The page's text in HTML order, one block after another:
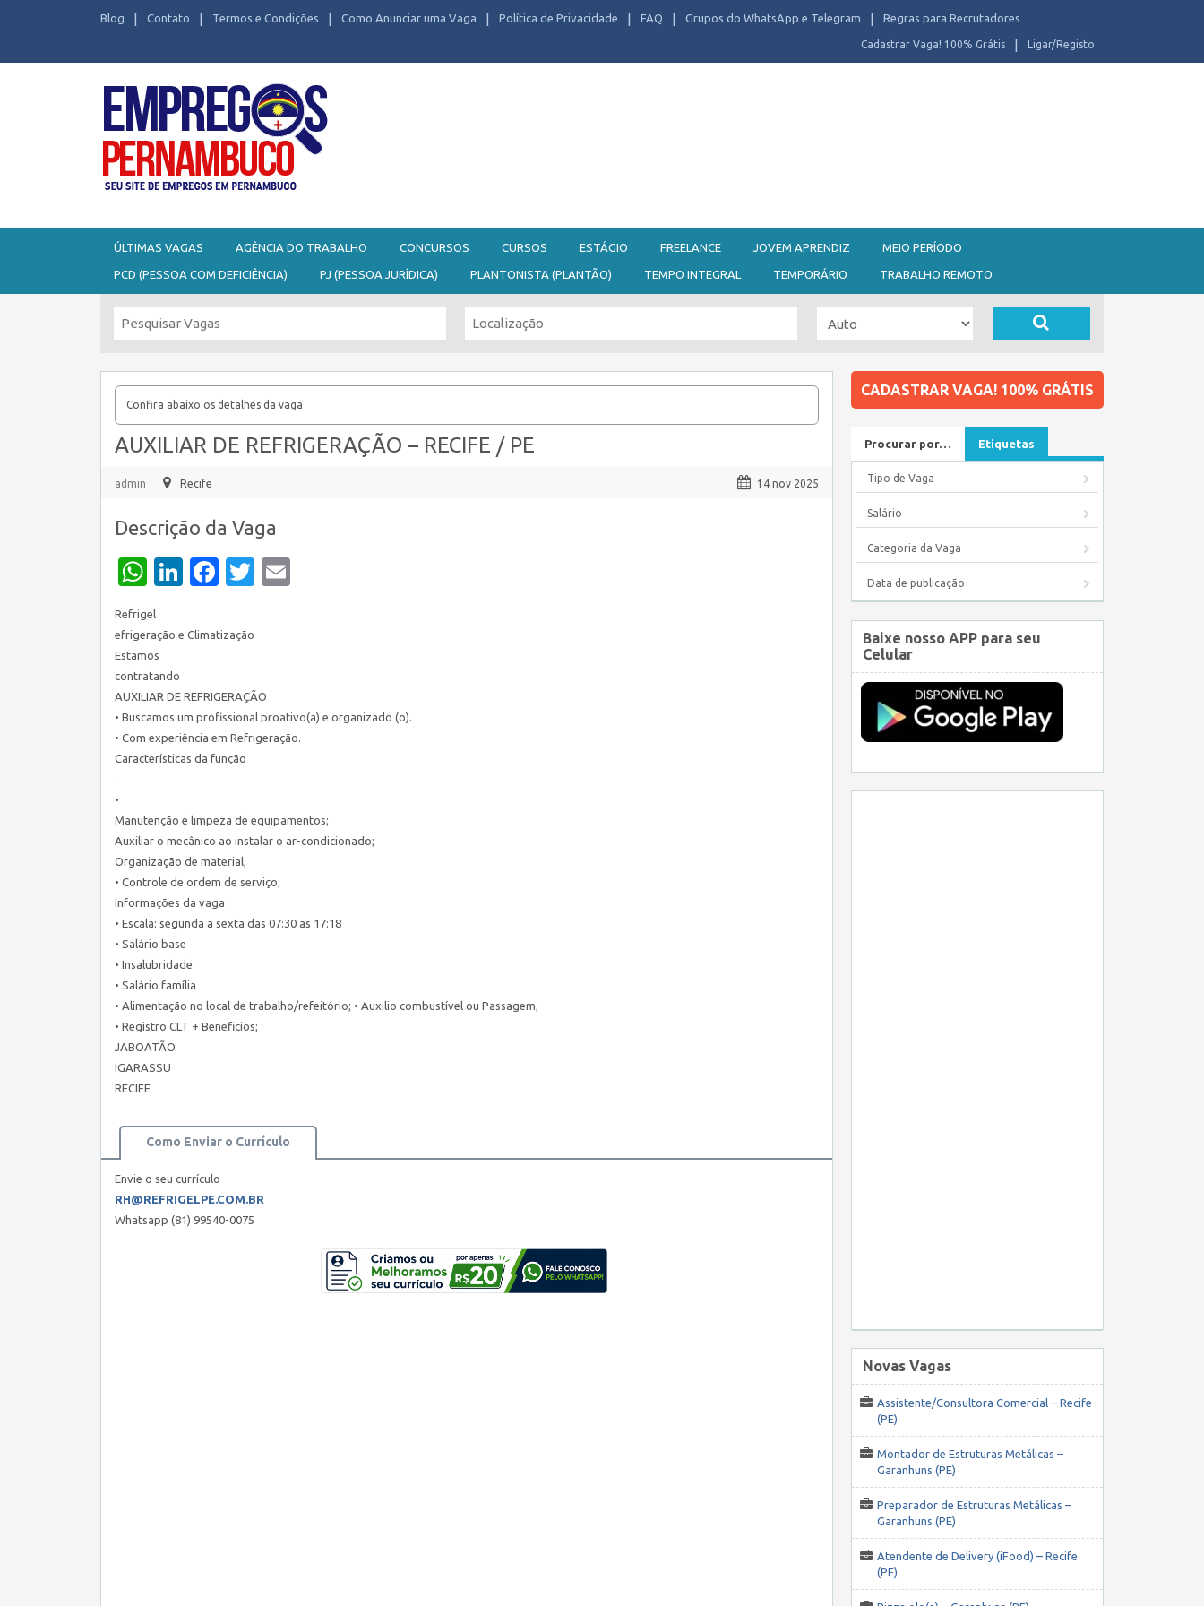
Blog Contato Termos e Condições Como Anunciar uma Vaga Política de Privacidade FAQ Grupos do WhatsApp e Telegram Regras para Recrutadores
Ligar/Registo
Cadastrar Vaga! 100% Grátis
ÚLTIMAS VAGAS AGÊNCIA DO TRABALHO CONCURSOS CURSOS ESTÁGIO FREELANCE JOVEM APRENDIZ MEIO PERÍODO
PCD (PESSOA COM DEFICIÊNCIA) PJ (PESSOA JURÍDICA) PLANTONISTA (PLANTÃO) TEMPO INTEGRAL TEMPORÁRIO TRABALHO REMOTO
Confira abaixo os detalhes da vaga
AUXILIAR DE REFRIGERAÇÃO – RECIFE / PE
admin Recife 14 nov 2025
Descrição da Vaga
WhatsApp
LinkedIn
Facebook
Twitter
Refrigel
efrigeração e Climatização
Estamos
contratando
AUXILIAR DE REFRIGERAÇÃO
• Buscamos um profissional proativo(a) e organizado (o).
• Com experiência em Refrigeração.
Características da função
·
•
Manutenção e limpeza de equipamentos;
Auxiliar o mecânico ao instalar o ar-condicionado;
Organização de material;
• Controle de ordem de serviço;
Informações da vaga
• Escala: segunda a sexta das 07:30 as 17:18
• Salário base
• Insalubridade
• Salário família
• Alimentação no local de trabalho/refeitório; • Auxilio combustível ou Passagem;
• Registro CLT + Beneficios;
JABOATÃO
IGARASSU
RECIFE
Como Enviar o Currículo
Envie o seu currículo
RH@REFRIGELPE.COM.BR
Whatsapp (81) 99540-0075
CADASTRAR VAGA! 100% GRÁTIS
Procurar por… Etiquetas
Tipo de Vaga
Salário
Categoria da Vaga
Data de publicação
Baixe nosso APP para seu
Celular
Novas Vagas
Assistente/Consultora Comercial – Recife
(PE)
Montador de Estruturas Metálicas –
Garanhuns (PE)
Preparador de Estruturas Metálicas –
Garanhuns (PE)
Atendente de Delivery (iFood) – Recife
(PE)